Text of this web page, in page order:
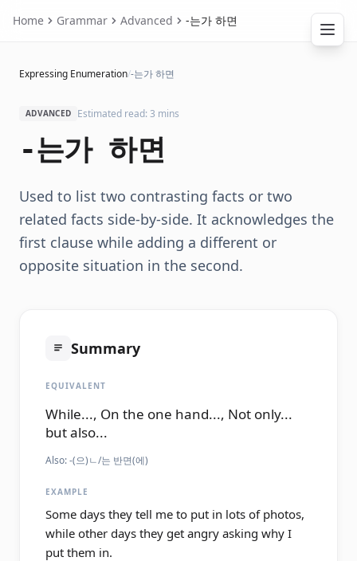
Home Grammar Advanced -는가 하면
Expressing Enumeration/-는가 하면
ADVANCED Estimated read: 3 mins
-는가 하면
Used to list two contrasting facts or two
related facts side-by-side. It acknowledges the
first clause while adding a different or
opposite situation in the second.
Summary
EQUIVALENT
While..., On the one hand..., Not only...
but also...
Also:-(으)ㄴ/는 반면(에)
EXAMPLE
Some days they tell me to put in lots of photos,
while other days they get angry asking why I
put them in.